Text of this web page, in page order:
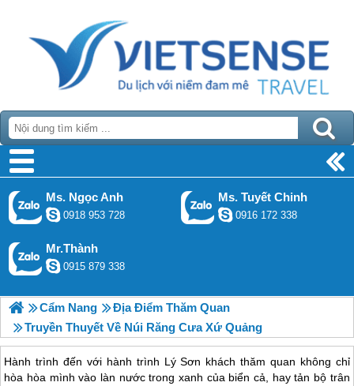
Ms. Ngọc Anh
0918 953 728
Ms. Tuyết Chinh
0916 172 338
Mr.Thành
0915 879 338
Cẩm Nang
Địa Điểm Thăm Quan
Truyền Thuyết Về Núi Răng Cưa Xứ Quảng
Hành trình đến với hành trình Lý Sơn khách thăm quan không chỉ
hòa hòa mình vào làn nước trong xanh của biển cả, hay tản bộ trân